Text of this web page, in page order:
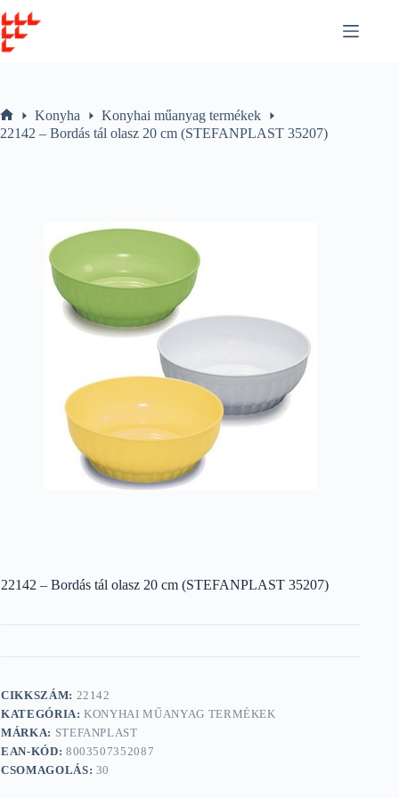
to
content
Home
Konyha
Konyhai műanyag termékek
22142 – Bordás tál olasz 20 cm (STEFANPLAST 35207)
22142 – Bordás tál olasz 20 cm (STEFANPLAST 35207)
CIKKSZÁM: 22142
KATEGÓRIA:KONYHAI MŰANYAG TERMÉKEK
MÁRKA: STEFANPLAST
EAN-KÓD: 8003507352087
CSOMAGOLÁS: 30